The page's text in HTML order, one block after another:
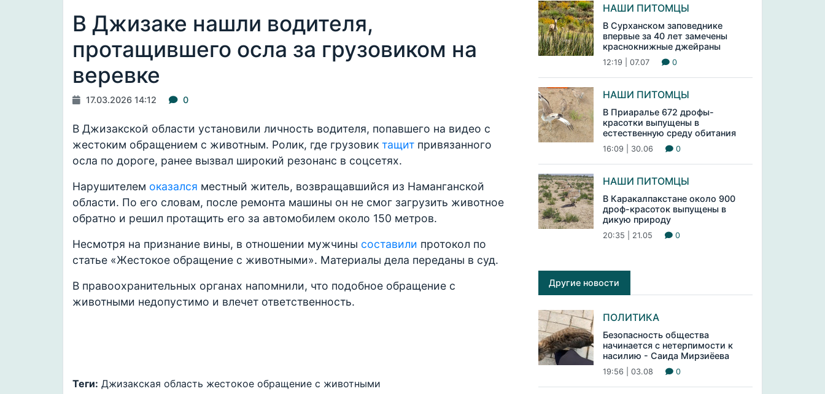
В Джизаке нашли водителя,
протащившего осла за грузовиком на
веревке
17.03.2026 14:12 0
В Джизакской области установили личность водителя, попавшего на видео с
жестоким обращением с животным. Ролик, где грузовик тащит привязанного
осла по дороге, ранее вызвал широкий резонанс в соцсетях.
Нарушителем оказался местный житель, возвращавшийся из Наманганской
области. По его словам, после ремонта машины он не смог загрузить животное
обратно и решил протащить его за автомобилем около 150 метров.
Несмотря на признание вины, в отношении мужчины составили протокол по
статье «Жестокое обращение с животными». Материалы дела переданы в суд.
В правоохранительных органах напомнили, что подобное обращение с
животными недопустимо и влечет ответственность.
Теги: Джизакская область жестокое обращение с животными
НАШИ ПИТОМЦЫ
В Сурханском заповеднике
впервые за 40 лет замечены
краснокнижные джейраны
12:19 | 07.07 0
НАШИ ПИТОМЦЫ
В Приаралье 672 дрофы-
красотки выпущены в
естественную среду обитания
16:09 | 30.06 0
НАШИ ПИТОМЦЫ
В Каракалпакстане около 900
дроф-красоток выпущены в
дикую природу
20:35 | 21.05 0
Другие новости
ПОЛИТИКА
Безопасность общества
начинается с нетерпимости к
насилию - Саида Мирзиёева
19:56 | 03.08 0